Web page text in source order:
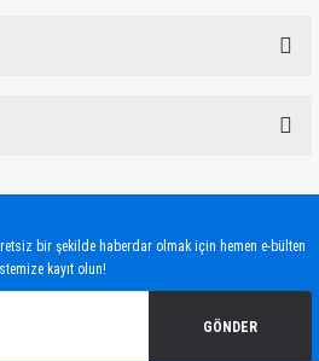
bulunuyor.
bir şekilde haberdar olmak için hemen e-bülten
kayıt olun!
GÖNDER